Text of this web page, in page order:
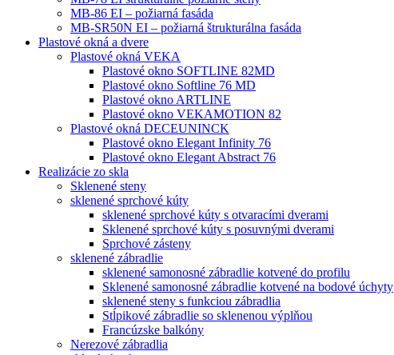
MB-86 EI – požiarná fasáda
MB-SR50N EI – požiarná štrukturálna fasáda
Plastové okná a dvere
Plastové okná VEKA
Plastové okno SOFTLINE 82MD
Plastové okno Softline 76 MD
Plastové okno ARTLINE
Plastové okno VEKAMOTION 82
Plastové okná DECEUNINCK
Plastové okno Elegant Infinity 76
Plastové okno Elegant Abstract 76
Realizácie zo skla
Sklenené steny
sklenené sprchové kúty
sklenené sprchové kúty s otvaracími dverami
Sklenené sprchové kúty s posuvnými dverami
Sprchové zásteny
sklenené zábradlie
sklenené samonosné zábradlie kotvené do profilu
Sklenené samonosné zábradlie kotvené na bodové úchyty
sklenené steny s funkciou zábradlia
Stĺpikové zábradlie so sklenenou výplňou
Francúzske balkóny
Nerezové zábradlia